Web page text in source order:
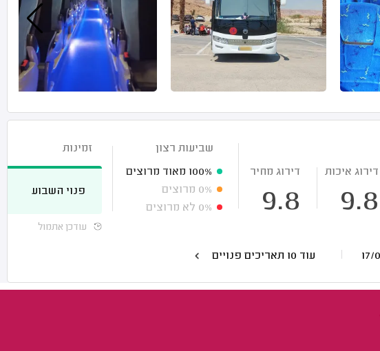
דירוג איכות
9.8
דירוג מחיר
9.8
שביעות רצון
100% מאוד מרוצים
0% מרוצים
0% לא מרוצים
זמינות
פנוי השבוע
עודכן אתמול
עוד 10 תאריכים פנויים